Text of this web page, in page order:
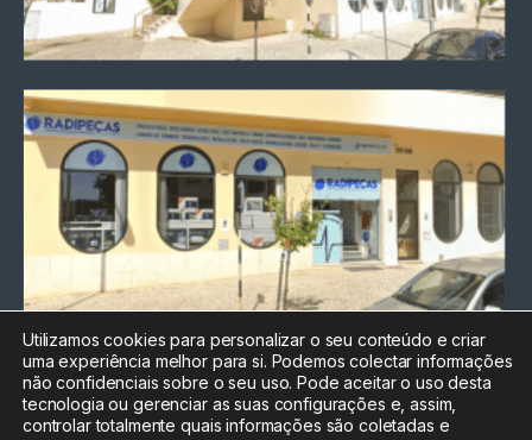
Chamada para a rede fixa
nacional
Electrónica:212
Utilizamos cookies para personalizar o seu conteúdo e criar
uma experiência melhor para si. Podemos colectar informações
não confidenciais sobre o seu uso. Pode aceitar o uso desta
tecnologia ou gerenciar as suas configurações e, assim,
controlar totalmente quais informações são coletadas e